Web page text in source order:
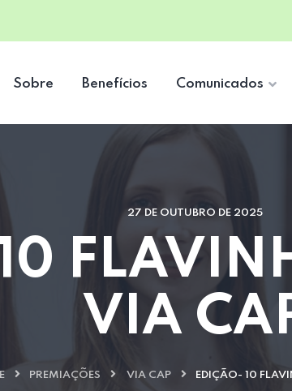
Sobre Benefícios Comunicados
27 DE OUTUBRO DE 2025
VIA
PREMIAÇÕES VIA CAP EDIÇÃO- 10